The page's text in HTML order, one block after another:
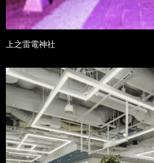
上之雷電神社